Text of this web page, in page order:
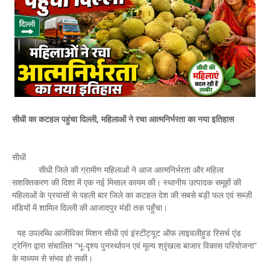
सीधी का कटहल पहुंचा दिल्ली, महिलाओं ने रचा आत्मनिर्भरता का नया इतिहास
सीधी
सीधी जिले की ग्रामीण महिलाओं ने आज आत्मनिर्भरता और महिला
सशक्तिकरण की दिशा में एक नई मिसाल कायम की। स्थानीय उत्पादक समूहों की
महिलाओं के प्रयासों से पहली बार जिले का कटहल देश की सबसे बड़ी फल एवं सब्ज़ी
मंडियों में शामिल दिल्ली की आजादपुर मंडी तक पहुँचा।
यह उपलब्धि आजीविका मिशन सीधी एवं इंस्टीट्यूट ऑफ लाइवलीहुड रिसर्च एंड
ट्रेनिंग द्वारा संचालित “भू-दृश्य पुनर्स्थापन एवं मूल्य श्रृंखला बाजार विकास परियोजना”
के माध्यम से संभव हो सकी।